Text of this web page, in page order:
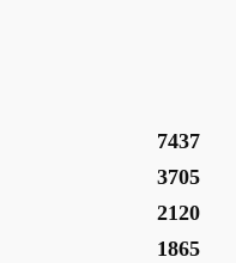
7437
3705
2120
1865